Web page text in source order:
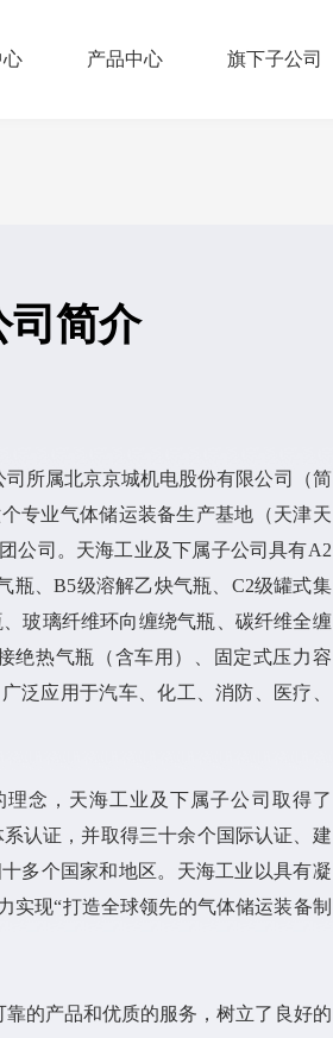
心 产品中心 旗下子公司
司简介
所属北京京城机电股份有限公司（简
专业气体储运装备生产基地（天津天
公司。天海工业及下属子公司具有A2
瓶、B5级溶解乙炔气瓶、C2级罐式集
玻璃纤维环向缠绕气瓶、碳纤维全缠
绝热气瓶（含车用）、固定式压力容
泛应用于汽车、化工、消防、医疗、
念，天海工业及下属子公司取得了
系认证，并取得三十余个国际认证、建
多个国家和地区。天海工业以具有凝
实现“打造全球领先的气体储运装备制
的产品和优质的服务，树立了良好的